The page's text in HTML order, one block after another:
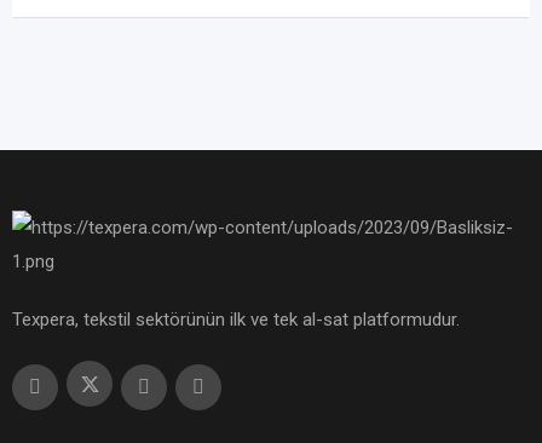
Texpera, tekstil sektörünün ilk ve tek al-sat platformudur.